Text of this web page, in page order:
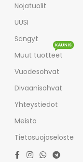
Nojatuolit
UUSI
Sängyt
Muut tuotteet
KAUNIS
Vuodesohvat
Divaanisohvat
Yhteystiedot
Meista
Tietosuojaseloste